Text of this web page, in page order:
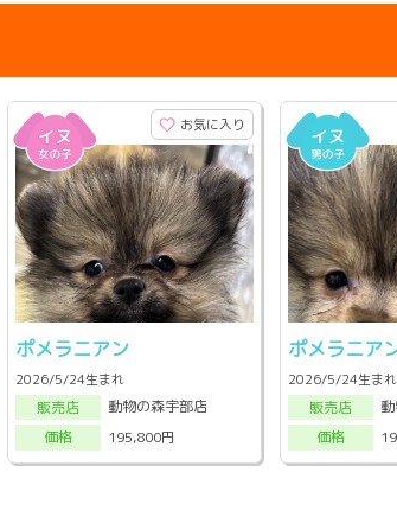
お気に入り
ポメラニアン
2026/5/24生まれ
販売店
動物の森宇部店
価格
195,800円
ポメラニア
2026/5/24生まれ
販売店
価格